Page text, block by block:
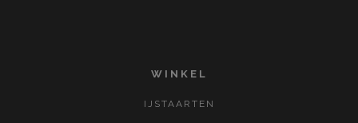
WINKEL
IJSTAARTEN